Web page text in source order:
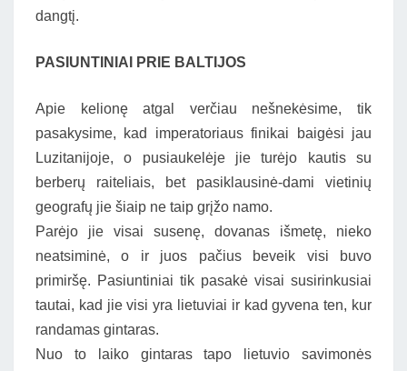
dangtį.
PASIUNTINIAI PRIE BALTIJOS
Apie kelionę atgal verčiau nešnekėsime, tik
pasakysime, kad imperatoriaus finikai baigėsi jau
Luzitanijoje, o pusiaukelėje jie turėjo kautis su
berberų raiteliais, bet pasiklausinė-dami vietinių
geografų jie šiaip ne taip grįžo namo.
Parėjo jie visai susenę, dovanas išmetę, nieko
neatsiminė, o ir juos pačius beveik visi buvo
primiršę. Pasiuntiniai tik pasakė visai susirinkusiai
tautai, kad jie visi yra lietuviai ir kad gyvena ten, kur
randamas gintaras.
Nuo to laiko gintaras tapo lietuvio savimonės